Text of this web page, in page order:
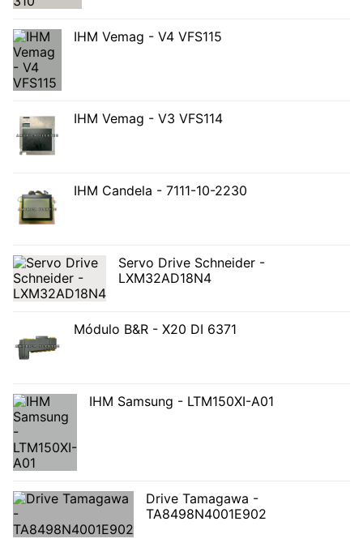
IHM Vemag - V4 VFS115
IHM Vemag - V3 VFS114
IHM Candela - 7111-10-2230
Servo Drive Schneider -
LXM32AD18N4
Módulo B&R - X20 DI 6371
IHM Samsung - LTM150XI-A01
Drive Tamagawa -
TA8498N4001E902